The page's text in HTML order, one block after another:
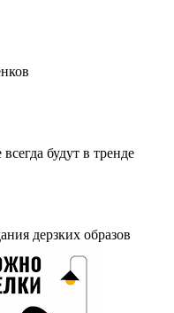
будут в тренде
дерзких образов